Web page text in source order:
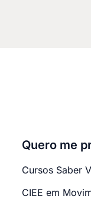
Quero me
Cursos Saber
CIEE em